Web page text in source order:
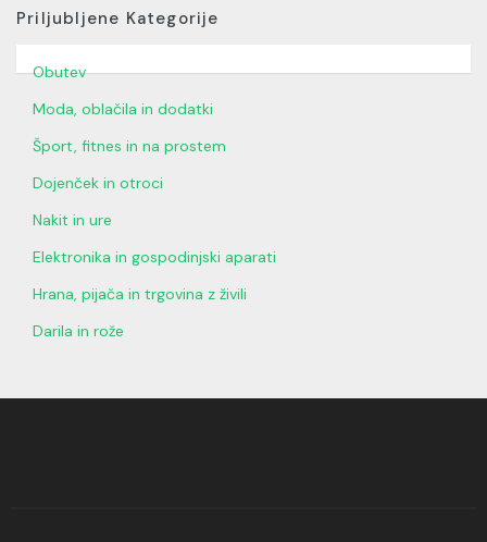
Priljubljene Kategorije
Obutev
Moda, oblačila in dodatki
Šport, fitnes in na prostem
Dojenček in otroci
Nakit in ure
Elektronika in gospodinjski aparati
Hrana, pijača in trgovina z živili
Darila in rože